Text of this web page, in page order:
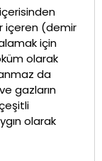
içeren (demir
için
olarak
da
ve gazların
olarak